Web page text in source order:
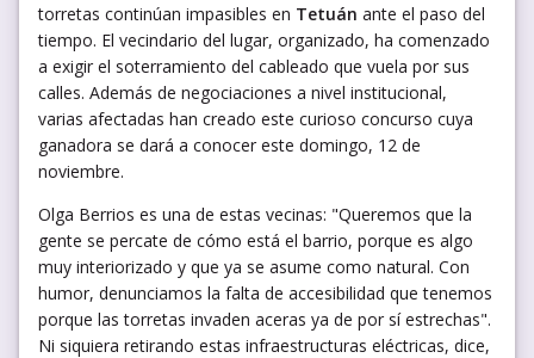
torretas continúan impasibles en Tetuán ante el paso del
tiempo. El vecindario del lugar, organizado, ha comenzado
a exigir el soterramiento del cableado que vuela por sus
calles. Además de negociaciones a nivel institucional,
varias afectadas han creado este curioso concurso cuya
ganadora se dará a conocer este domingo, 12 de
noviembre.
Olga Berrios es una de estas vecinas: "Queremos que la
gente se percate de cómo está el barrio, porque es algo
muy interiorizado y que ya se asume como natural. Con
humor, denunciamos la falta de accesibilidad que tenemos
porque las torretas invaden aceras ya de por sí estrechas".
Ni siquiera retirando estas infraestructuras eléctricas, dice,